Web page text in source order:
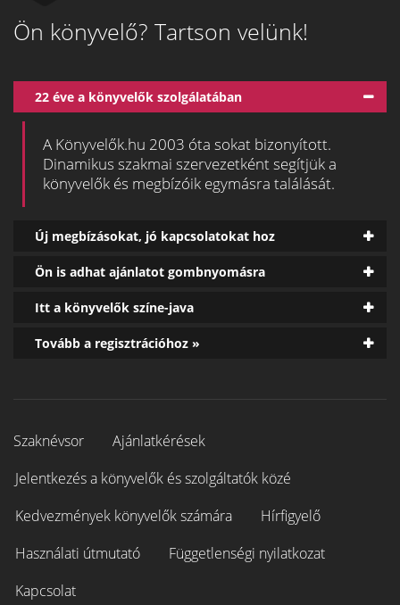
Ön könyvelő? Tartson velünk!
22 éve a könyvelők szolgálatában
A Könyvelők.hu 2003 óta sokat bizonyított.
Dinamikus szakmai szervezetként segítjük a
könyvelők és megbízóik egymásra találását.
Új megbízásokat, jó kapcsolatokat hoz
Ön is adhat ajánlatot gombnyomásra
Itt a könyvelők színe-java
Tovább a regisztrációhoz »
Szaknévsor
Ajánlatkérések
Jelentkezés a könyvelők és szolgáltatók közé
Kedvezmények könyvelők számára
Hírfigyelő
Használati útmutató
Függetlenségi nyilatkozat
Kapcsolat